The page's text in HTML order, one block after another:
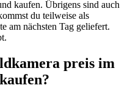
kaufen. Übrigens sind auch
du teilweise als
am nächsten Tag geliefert.
preis im